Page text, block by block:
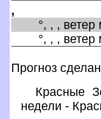
,
°, , , ветер
°, , , ветер
Прогноз сделан
Красные
недели -